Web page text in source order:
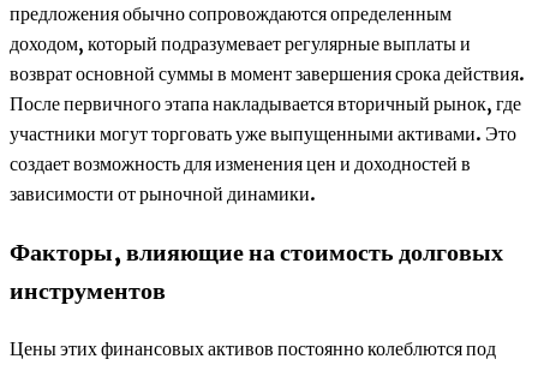
предложения обычно сопровождаются определенным
доходом, который подразумевает регулярные выплаты и
возврат основной суммы в момент завершения срока действия.
После первичного этапа накладывается вторичный рынок, где
участники могут торговать уже выпущенными активами. Это
создает возможность для изменения цен и доходностей в
зависимости от рыночной динамики.
Факторы, влияющие на стоимость долговых
инструментов
Цены этих финансовых активов постоянно колеблются под